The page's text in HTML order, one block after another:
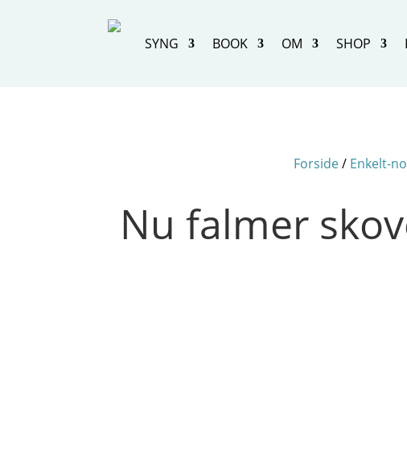
SYNG BOOK OM SHOP
Forside/ Enkelt-
Nu falmer